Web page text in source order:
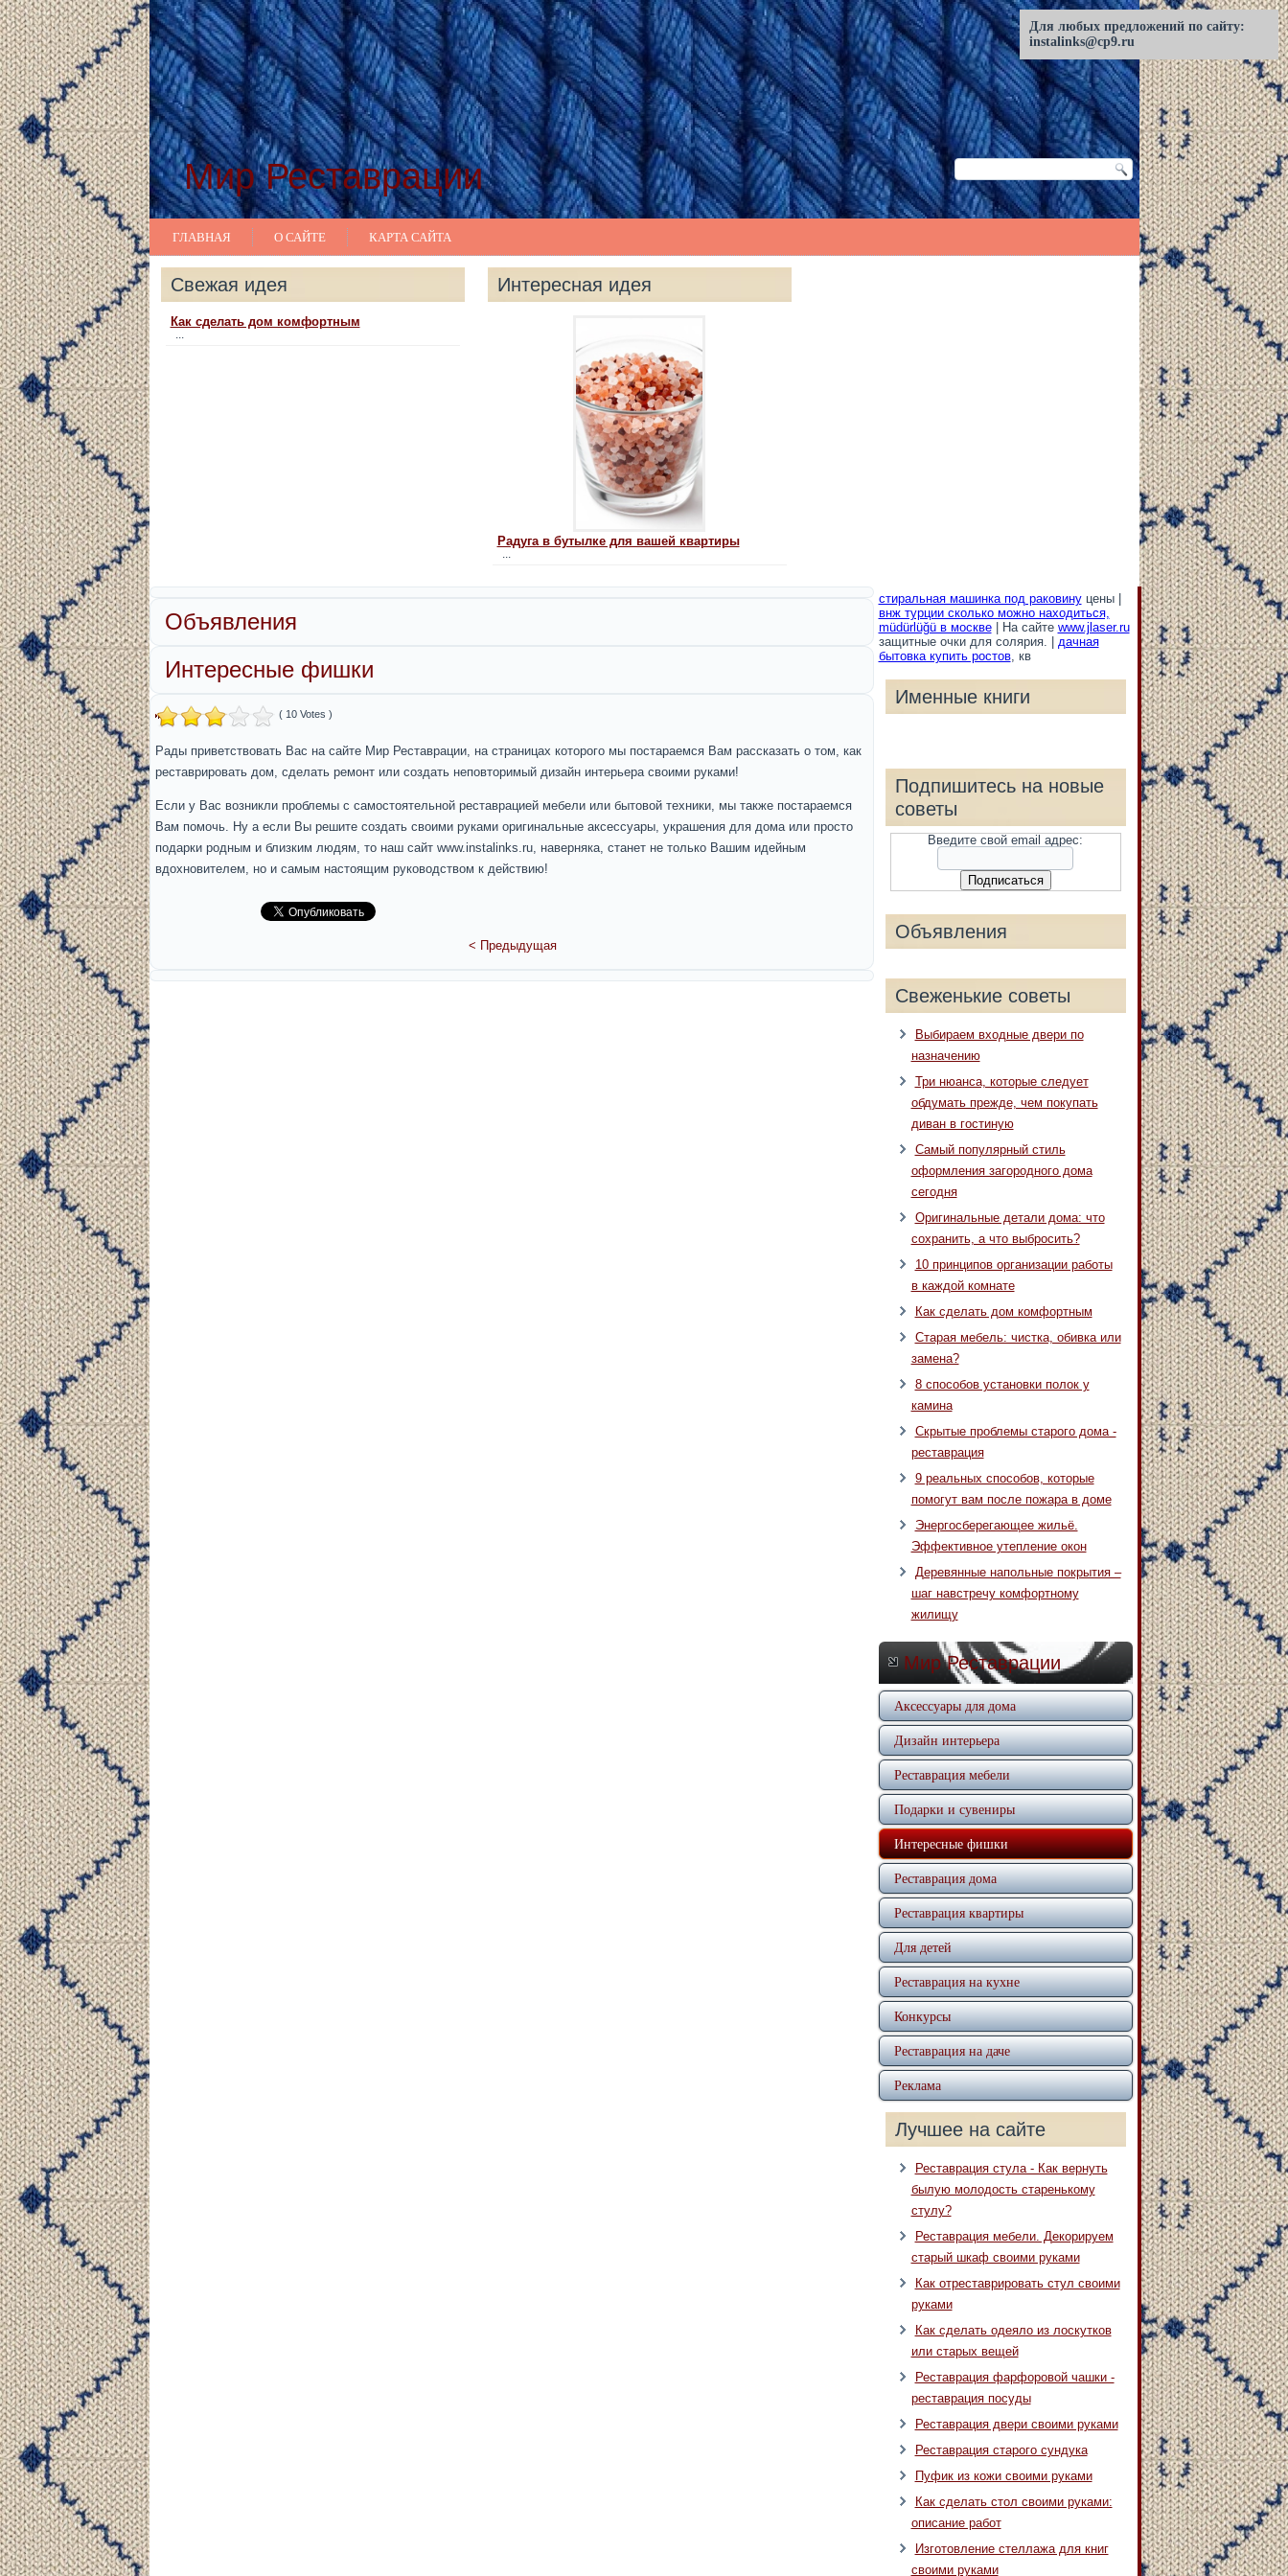
Мир Реставрации
ГЛАВНАЯ О САЙТЕ КАРТА САЙТА
Свежая идея
Как сделать дом комфортным
...
Интересная идея
Радуга в бутылке для вашей квартиры
...
Объявления
Интересные фишки
( 10 Votes )
Рады приветствовать Вас на сайте Мир Реставрации, на страницах которого мы постараемся Вам рассказать о том, как
реставрировать дом, сделать ремонт или создать неповторимый дизайн интерьера своими руками!
Если у Вас возникли проблемы с самостоятельной реставрацией мебели или бытовой техники, мы также постараемся
Вам помочь. Ну а если Вы решите создать своими руками оригинальные аксессуары, украшения для дома или просто
подарки родным и близким людям, то наш сайт www.instalinks.ru, наверняка, станет не только Вашим идейным
вдохновителем, но и самым настоящим руководством к действию!
< Предыдущая
стиральная машинка под раковинуцены |
внж турции сколько можно находиться,
müdürlüğü в москве| На сайте www.jlaser.ru
защитные очки для солярия. | дачная
бытовка купить ростов, кв
Именные книги
Подпишитесь на новые
советы
Введите свой email адрес:
Объявления
Свеженькие советы
Выбираем входные двери по
назначению
Три нюанса, которые следует
обдумать прежде, чем покупать
диван в гостиную
Самый популярный стиль
оформления загородного дома
сегодня
Оригинальные детали дома: что
сохранить, а что выбросить?
10 принципов организации работы
в каждой комнате
Как сделать дом комфортным
Старая мебель: чистка, обивка или
замена?
8 способов установки полок у
камина
Скрытые проблемы старого дома -
реставрация
9 реальных способов, которые
помогут вам после пожара в доме
Энергосберегающее жильё.
Эффективное утепление окон
Деревянные напольные покрытия –
шаг навстречу комфортному
жилищу
Мир Реставрации
Аксессуары для дома
Дизайн интерьера
Реставрация мебели
Подарки и сувениры
Интересные фишки
Реставрация дома
Реставрация квартиры
Для детей
Реставрация на кухне
Конкурсы
Реставрация на даче
Реклама
Лучшее на сайте
Реставрация стула - Как вернуть
былую молодость старенькому
стулу?
Реставрация мебели. Декорируем
старый шкаф своими руками
Как отреставрировать стул своими
руками
Как сделать одеяло из лоскутков
или старых вещей
Реставрация фарфоровой чашки -
реставрация посуды
Реставрация двери своими руками
Реставрация старого сундука
Пуфик из кожи своими руками
Как сделать стол своими руками:
описание работ
Изготовление стеллажа для книг
своими руками
Для любых предложений по сайту:
instalinks@cp9.ru